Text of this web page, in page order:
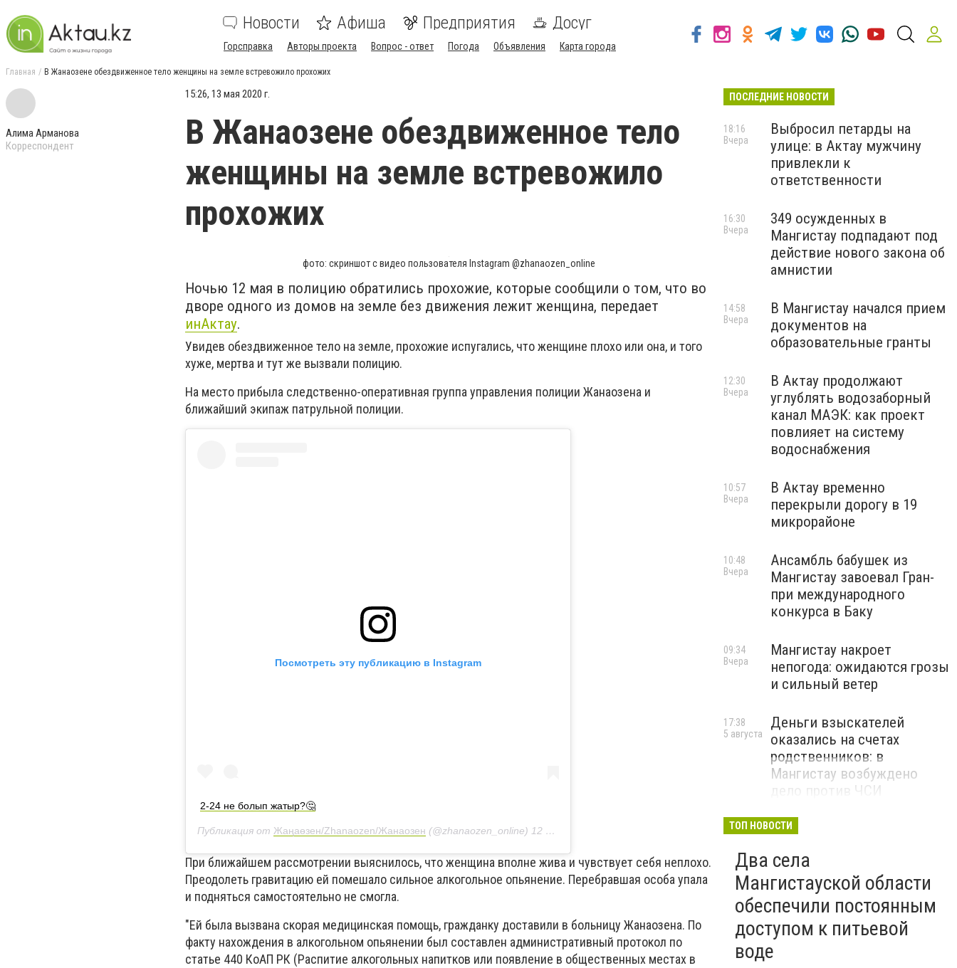
Новости Афиша Предприятия Досуг
Горсправка Авторы проекта Вопрос - ответ Погода Объявления Карта города
Главная В Жанаозене обездвиженное тело женщины на земле встревожило прохожих
Алима Арманова
Корреспондент
15:26, 13 мая 2020 г.
В Жанаозене обездвиженное тело
женщины на земле встревожило
прохожих
фото: скриншот с видео пользователя Instagram @zhanaozen_online
Ночью 12 мая в полицию обратились прохожие, которые сообщили о том, что во
дворе одного из домов на земле без движения лежит женщина, передает
инАктау.
Увидев обездвиженное тело на земле, прохожие испугались, что женщине плохо или она, и того
хуже, мертва и тут же вызвали полицию.
На место прибыла следственно-оперативная группа управления полиции Жанаозена и
ближайший экипаж патрульной полиции.
Посмотреть эту публикацию в Instagram
2-24 не болып жатыр?🤔
Публикация от Жаңаөзен/Zhanaozen/Жанаозен (@zhanaozen_online) 12 Май 2020 в 11:39 PDT
При ближайшем рассмотрении выяснилось, что женщина вполне жива и чувствует себя неплохо.
Преодолеть гравитацию ей помешало сильное алкогольное опьянение. Перебравшая особа упала
и подняться самостоятельно не смогла.
"Ей была вызвана скорая медицинская помощь, гражданку доставили в больницу Жанаозена. По
факту нахождения в алкогольном опьянении был составлен административный протокол по
статье 440 КоАП РК (Распитие алкогольных напитков или появление в общественных местах в
ПОСЛЕДНИЕ НОВОСТИ
Выбросил петарды на
улице: в Актау мужчину
привлекли к
ответственности
18:16
Вчера
349 осужденных в
Мангистау подпадают под
действие нового закона об
амнистии
16:30
Вчера
В Мангистау начался прием
документов на
образовательные гранты
14:58
Вчера
В Актау продолжают
углублять водозаборный
канал МАЭК: как проект
повлияет на систему
водоснабжения
12:30
Вчера
В Актау временно
перекрыли дорогу в 19
микрорайоне
10:57
Вчера
Ансамбль бабушек из
Мангистау завоевал Гран-
при международного
конкурса в Баку
10:48
Вчера
Мангистау накроет
непогода: ожидаются грозы
и сильный ветер
09:34
Вчера
Деньги взыскателей
оказались на счетах
родственников: в
Мангистау возбуждено
дело против ЧСИ
17:38
5 августа
ТОП НОВОСТИ
Два села
Мангистауской области
обеспечили постоянным
доступом к питьевой
воде